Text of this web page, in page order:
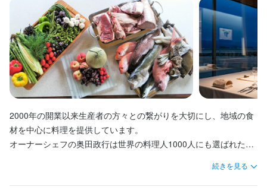
2000年の開業以来生産者の方々との繋がりを大切にし、地域の食
材を中心に料理を提供しています。
オーナーシェフの奥田政行は世界の料理人1000人にも選ばれたこ
海・山・川・平野がすぐ近くにあり、新鮮な食材がすぐに手に入
続きを見る
未経験者歓迎 独立希望者歓迎 新卒歓迎
第二新卒歓迎
Uターン・Iターン歓迎
フリーター歓迎 シニア・ミドル活躍中
女性活躍中
ブランクOK
応募者全員と面接
仕事内容
【サービス主任・副店長候補】
ホールスタッフとしての基礎を学び、店長の補佐を行っていただ
きます。
将来的には売上・コスト管理・シフト管理や他のスタッフへの指
導と育成もお任せします。
仕事内容
【ホールスタッフ】
ご案内、オーダー受付、ドリンク作成、配膳、接客、会計、テー
ブルの片付けなどのホール業務全般をお任せします。
将来的には、店長候補として、売上・コストの数値管理、シフト
管理、他のスタッフへの指導・育成などの業務もお任せします。
この仕事のおすすめポイント
仕事内容
【調理スタッフ】
開店前の仕込み、料理の調理、盛り付け、洗い場などの調理業務
全般をお任せします。
将来的には、料理長候補として、仕入れ、食材管理、メニュー開
発、他の調理スタッフへの指導・育成などの業務もお任せしま
す。